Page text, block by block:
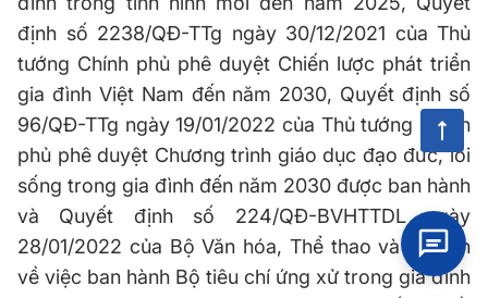
định số 2238/QĐ-TTg ngày 30/12/2021 của Thủ
tướng Chính phủ phê duyệt Chiến lược phát triển
gia đình Việt Nam đến năm 2030, Quyết định số
96/QĐ-TTg ngày 19/01/2022 của Thủ tướng Chính
phủ phê duyệt Chương trình giáo dục đạo đức, lối
sống trong gia đình đến năm 2030 được ban hành
và Quyết định số 224/QĐ-BVHTTDL ngày
28/01/2022 của Bộ Văn hóa, Thể thao và Du lịch
về việc ban hành Bộ tiêu chí ứng xử trong gia đình